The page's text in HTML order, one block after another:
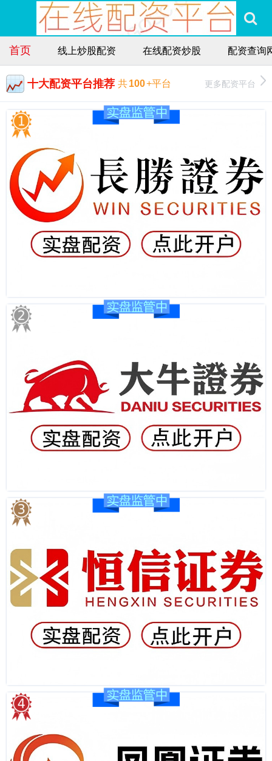
首页 线上炒股配资 在线配资炒股 配资查询
十大配资平台推荐 共100+平台 更多配资平台